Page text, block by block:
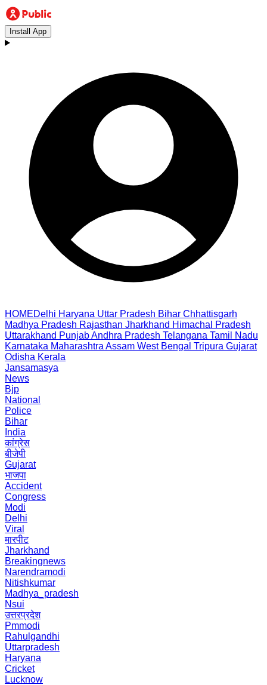
Install App
HOMEDelhi Haryana Uttar Pradesh Bihar Chhattisgarh
Madhya Pradesh Rajasthan Jharkhand Himachal Pradesh
Uttarakhand PunjabAndhra Pradesh Telangana Tamil Nadu
Karnataka Maharashtra Assam West Bengal Tripura Gujarat
Odisha Kerala
Jansamasya
News
Bjp
National
Police
Bihar
India
कांग्रेस
बीजेपी
Gujarat
भाजपा
Accident
Congress
Modi
Delhi
Viral
मारपीट
Jharkhand
Breakingnews
Narendramodi
Nitishkumar
Madhya_pradesh
Nsui
उत्तरप्रदेश
Pmmodi
Rahulgandhi
Uttarpradesh
Haryana
Cricket
Lucknow